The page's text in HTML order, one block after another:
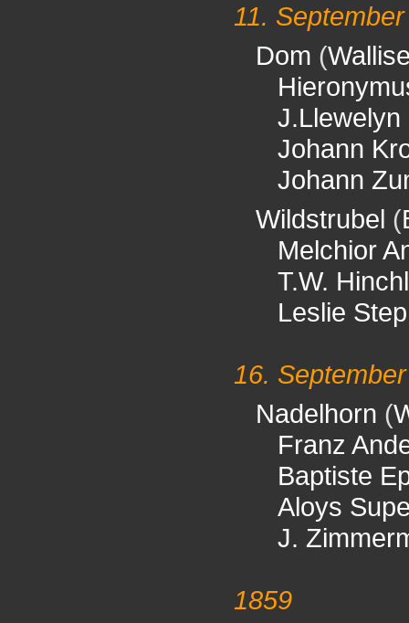
11.
Dom (
J.Llewelyn
Johann
Johann
Wildstrubel (
Melchior
T.W.
Leslie
16.
Nadelhorn (
Franz
Baptiste
Aloys
J.
1859